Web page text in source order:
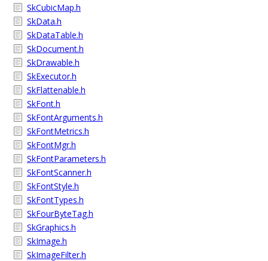
SkCubicMap.h
SkData.h
SkDataTable.h
SkDocument.h
SkDrawable.h
SkExecutor.h
SkFlattenable.h
SkFont.h
SkFontArguments.h
SkFontMetrics.h
SkFontMgr.h
SkFontParameters.h
SkFontScanner.h
SkFontStyle.h
SkFontTypes.h
SkFourByteTag.h
SkGraphics.h
SkImage.h
SkImageFilter.h